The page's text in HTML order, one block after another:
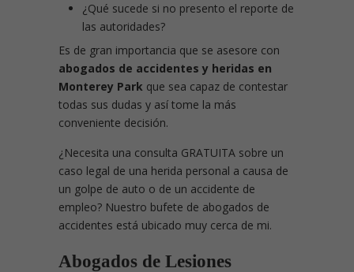
¿Qué sucede si no presento el reporte de
las autoridades?
Es de gran importancia que se asesore con
abogados de accidentes y heridas en
Monterey Park que sea capaz de contestar
todas sus dudas y así tome la más
conveniente decisión.
¿Necesita una consulta GRATUITA sobre un
caso legal de una herida personal a causa de
un golpe de auto o de un accidente de
empleo? Nuestro bufete de abogados de
accidentes está ubicado muy cerca de mi.
Abogados de Lesiones